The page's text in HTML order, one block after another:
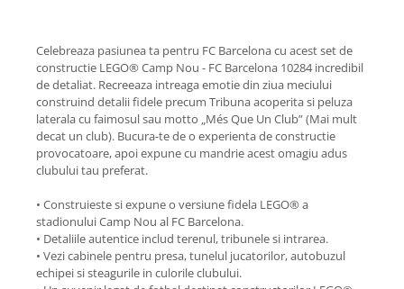
Celebreaza pasiunea ta pentru FC Barcelona cu acest set de
constructie LEGO® Camp Nou - FC Barcelona 10284 incredibil
de detaliat. Recreeaza intreaga emotie din ziua meciului
construind detalii fidele precum Tribuna acoperita si peluza
laterala cu faimosul sau motto „Més Que Un Club” (Mai mult
decat un club). Bucura-te de o experienta de constructie
provocatoare, apoi expune cu mandrie acest omagiu adus
clubului tau preferat.
• Construieste si expune o versiune fidela LEGO® a
stadionului Camp Nou al FC Barcelona.
• Detaliile autentice includ terenul, tribunele si intrarea.
• Vezi cabinele pentru presa, tunelul jucatorilor, autobuzul
echipei si steagurile in culorile clubului.